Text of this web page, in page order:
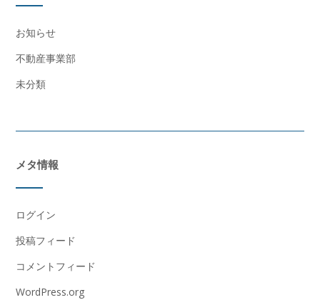
お知らせ
不動産事業部
未分類
メタ情報
ログイン
投稿フィード
コメントフィード
WordPress.org